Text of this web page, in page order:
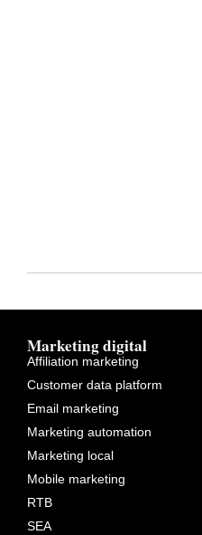
Marketing digital
Affiliation marketing
Customer data platform
Email marketing
Marketing automation
Marketing local
Mobile marketing
RTB
SEA